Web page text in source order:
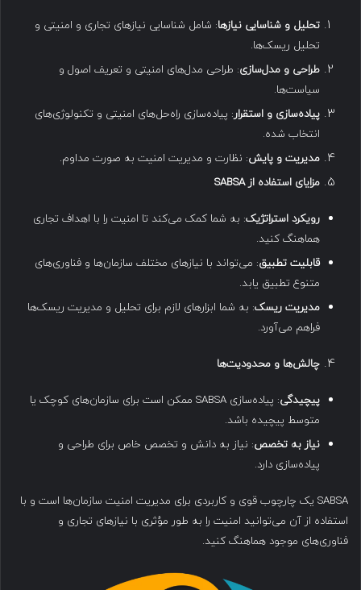
تحلیل و شناسایی نیازها: شامل شناسایی نیازهای تجاری و امنیتی و
تحلیل ریسک‌ها.
طراحی و مدل‌سازی: طراحی مدل‌های امنیتی و تعریف اصول و
سیاست‌ها.
پیاده‌سازی و استقرار: پیاده‌سازی راه‌حل‌های امنیتی و تکنولوژی‌های
انتخاب شده.
مدیریت و پایش: نظارت و مدیریت امنیت به صورت مداوم.
مزایای استفاده از SABSA
رویکرد استراتژیک: به شما کمک می‌کند تا امنیت را با اهداف تجاری
هماهنگ کنید.
قابلیت تطبیق: می‌تواند با نیازهای مختلف سازمان‌ها و فناوری‌های
متنوع تطبیق یابد.
مدیریت ریسک: به شما ابزارهای لازم برای تحلیل و مدیریت ریسک‌ها
فراهم می‌آورد.
چالش‌ها و محدودیت‌ها
پیچیدگی
: پیاده‌سازی SABSA ممکن است برای سازمان‌های کوچک یا
متوسط پیچیده باشد.
نیاز به تخصص: نیاز به دانش و تخصص خاص برای طراحی و
پیاده‌سازی دارد.
SABSA یک چارچوب قوی و کاربردی برای مدیریت امنیت سازمان‌ها است و با
استفاده از آن می‌توانید امنیت را به طور مؤثری با نیازهای تجاری و
فناوری‌های موجود هماهنگ کنید.